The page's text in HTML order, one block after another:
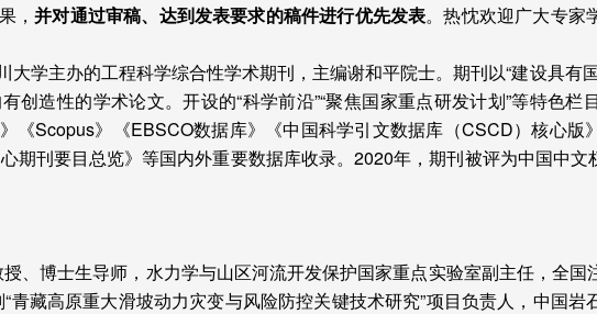
，并对通过审稿、达到发表要求的稿件进行优先发表。热忱欢迎广大专家
大学主办的工程科学综合性学术期刊，主编谢和平院士。期刊以“建设具有
创造性的学术论文。开设的“科学前沿”“聚焦国家重点研发计划”等特色栏
》《Scopus》《EBSCO数据库》《中国科学引文数据库（CSCD）核心版
期刊要目总览》等国内外重要数据库收录。2020年，期刊被评为中国中文
、博士生导师，水力学与山区河流开发保护国家重点实验室副主任，全国
青藏高原重大滑坡动力灾变与风险防控关键技术研究”项目负责人，中国岩